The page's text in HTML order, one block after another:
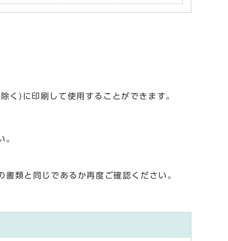
く)に印刷して使用することができます。
。
類と同じであるか再度ご確認ください。